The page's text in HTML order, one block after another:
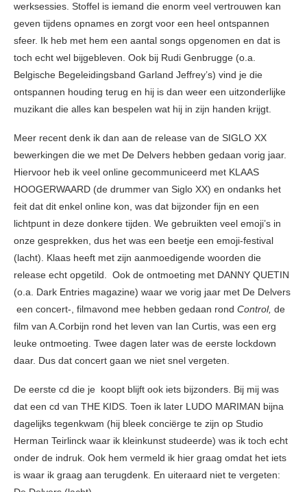
werksessies. Stoffel is iemand die enorm veel vertrouwen kan
geven tijdens opnames en zorgt voor een heel ontspannen
sfeer. Ik heb met hem een aantal songs opgenomen en dat is
toch echt wel bijgebleven. Ook bij Rudi Genbrugge (o.a.
Belgische Begeleidingsband Garland Jeffrey’s) vind je die
ontspannen houding terug en hij is dan weer een uitzonderlijke
muzikant die alles kan bespelen wat hij in zijn handen krijgt.
Meer recent denk ik dan aan de release van de SIGLO XX
bewerkingen die we met De Delvers hebben gedaan vorig jaar.
Hiervoor heb ik veel online gecommuniceerd met KLAAS
HOOGERWAARD (de drummer van Siglo XX) en ondanks het
feit dat dit enkel online kon, was dat bijzonder fijn en een
lichtpunt in deze donkere tijden. We gebruikten veel emoji’s in
onze gesprekken, dus het was een beetje een emoji-festival
(lacht). Klaas heeft met zijn aanmoedigende woorden die
release echt opgetild. Ook de ontmoeting met DANNY QUETIN
(o.a. Dark Entries magazine) waar we vorig jaar met De Delvers
een concert-, filmavond mee hebben gedaan rond Control, de
film van A.Corbijn rond het leven van Ian Curtis, was een erg
leuke ontmoeting. Twee dagen later was de eerste lockdown
daar. Dus dat concert gaan we niet snel vergeten.
De eerste cd die je koopt blijft ook iets bijzonders. Bij mij was
dat een cd van THE KIDS. Toen ik later LUDO MARIMAN bijna
dagelijks tegenkwam (hij bleek conciërge te zijn op Studio
Herman Teirlinck waar ik kleinkunst studeerde) was ik toch echt
onder de indruk. Ook hem vermeld ik hier graag omdat het iets
is waar ik graag aan terugdenk. En uiteraard niet te vergeten: